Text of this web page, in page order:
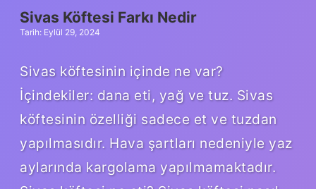
Sivas Köftesi Farkı Nedir
Tarih: Eylül 29, 2024
Sivas köftesinin içinde ne var?
İçindekiler: dana eti, yağ ve tuz. Sivas
köftesinin özelliği sadece et ve tuzdan
yapılmasıdır. Hava şartları nedeniyle yaz
aylarında kargolama yapılmamaktadır.